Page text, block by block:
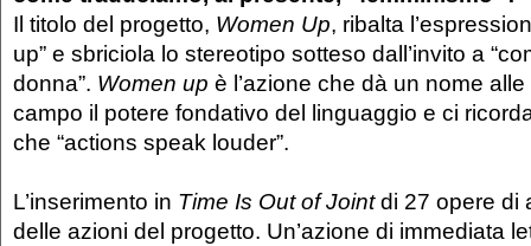
Il titolo del progetto, Women Up, ribalta
up” e sbriciola lo stereotipo sotteso dall’invito a
donna”. Women up è l’azione che dà un nome
campo il potere fondativo del linguaggio e ci
che “actions speak louder”.
L’inserimento in Time Is Out of Jointdi 27 opere di
delle azioni del progetto. Un’azione di immediata